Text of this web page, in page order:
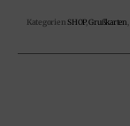
Kategorien SHOP,Grußkarten